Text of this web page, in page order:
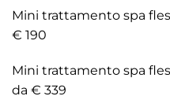
Mini trattamento spa
€ 190
Mini trattamento spa
da € 339